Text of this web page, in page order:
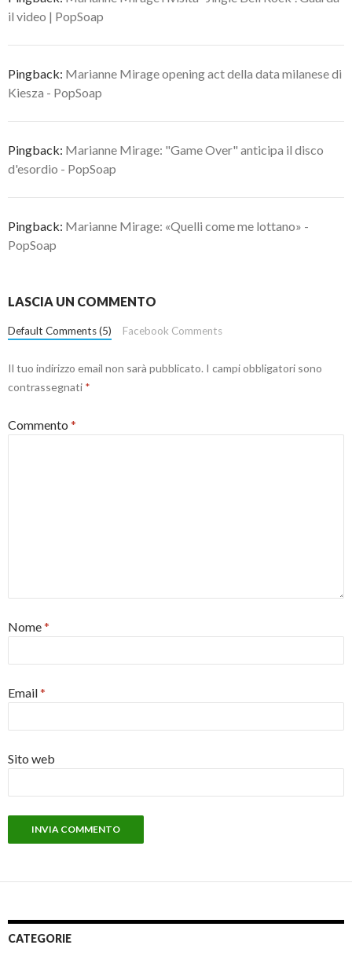
il video | PopSoap
Pingback: Marianne Mirage opening act della data milanese di
Kiesza - PopSoap
Pingback: Marianne Mirage: "Game Over" anticipa il disco
d'esordio - PopSoap
Pingback: Marianne Mirage: «Quelli come me lottano» -
PopSoap
LASCIA UN COMMENTO
Default Comments (5) Facebook Comments
Il tuo indirizzo email non sarà pubblicato. I campi obbligatori sono
contrassegnati *
Commento *
Nome*
Email*
Sito web
CATEGORIE